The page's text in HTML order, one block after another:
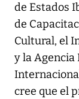
de Estados
de
Cultural, el
y la Agencia
cree que el